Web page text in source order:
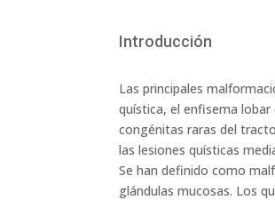
Introducción
Las principales
quística, el enfisema
congénitas raras del
las lesiones quísticas
Se han definido como
glándulas mucosas. Los